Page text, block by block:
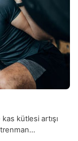
kütlesi artışı